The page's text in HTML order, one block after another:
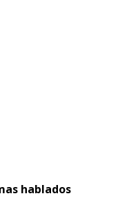
hablados
hablados